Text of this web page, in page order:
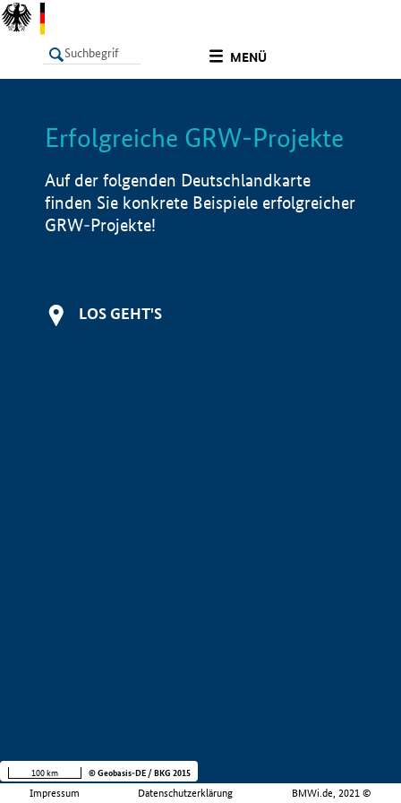
MENÜ
LISTE Info
Erfolgreiche GRW-Projekte
Auf der folgenden Deutschlandkarte
finden Sie konkrete Beispiele erfolgreicher
GRW-Projekte!
LOS GEHT'S
Impressum Datenschutzerklärung BMWi.de, 2021 ©
100 km © Geobasis-DE / BKG 2015